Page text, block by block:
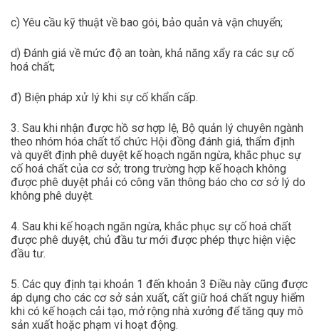
c) Yêu cầu kỹ thuật về bao gói, bảo quản và vận chuyển;
d) Đánh giá về mức độ an toàn, khả năng xẩy ra các sự cố
hoá chất;
đ) Biện pháp xử lý khi sự cố khẩn cấp.
3. Sau khi nhận được hồ sơ hợp lệ, Bộ quản lý chuyên ngành
theo nhóm hóa chất tổ chức Hội đồng đánh giá, thẩm định
và quyết định phê duyệt kế hoạch ngăn ngừa, khắc phục sự
cố hoá chất của cơ sở; trong trường hợp kế hoạch không
được phê duyệt phải có công văn thông báo cho cơ sở lý do
không phê duyệt.
4. Sau khi kế hoạch ngăn ngừa, khắc phục sự cố hoá chất
được phê duyệt, chủ đầu tư mới được phép thực hiện việc
đầu tư.
5. Các quy định tại khoản 1 đến khoản 3 Điều này cũng được
áp dụng cho các cơ sở sản xuất, cất giữ hoá chất nguy hiểm
khi có kế hoạch cải tạo, mở rộng nhà xưởng để tăng quy mô
sản xuất hoặc phạm vi hoạt động.